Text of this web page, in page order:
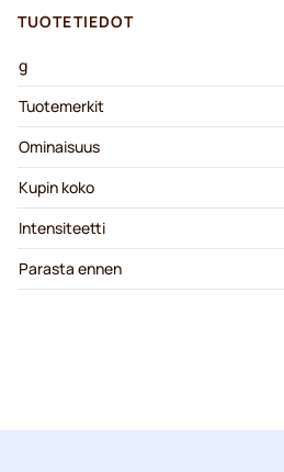
TUOTETIEDOT
g
Tuotemerkit
Ominaisuus
Kupin koko
Intensiteetti
Parasta ennen